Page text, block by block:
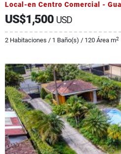
Local-en Centro Comercial -
US$1,500 USD
2 Habitaciones / 1 Baño(s) / 120 Área m2